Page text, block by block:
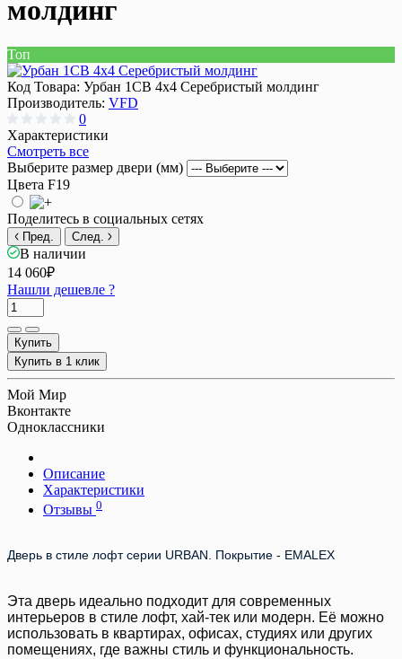
молдинг
Топ
Код Товара: Урбан 1СВ 4x4 Серебристый молдинг
Производитель: VFD
0
Характеристики
Смотреть все
Выберите размер двери (мм)
Цвета F19
Поделитесь в социальных сетях
Пред. След.
В наличии
14 060₽
Нашли дешевле ?
Купить
Купить в 1 клик
Мой Мир
Вконтакте
Одноклассники
Описание
Характеристики
Отзывы 0
Дверь в стиле лофт серии URBAN. Покрытие - EMALEX
Эта дверь идеально подходит для современных
интерьеров в стиле лофт, хай-тек или модерн. Её можно
использовать в квартирах, офисах, студиях или других
помещениях, где важны стиль и функциональность.